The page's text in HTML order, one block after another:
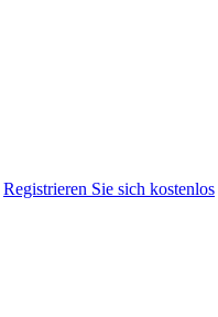
Registrieren Sie sich kostenlos